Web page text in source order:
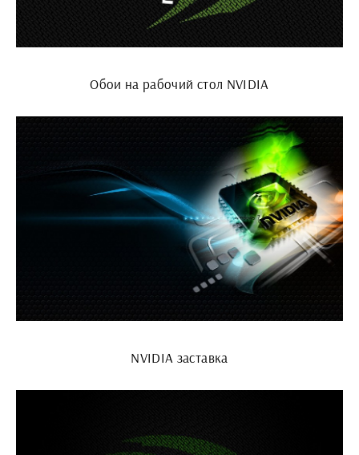
Обои на рабочий стол NVIDIA
NVIDIA заставка